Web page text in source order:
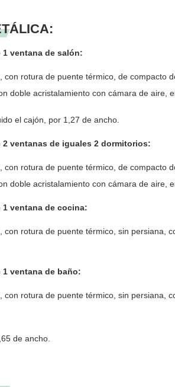
ventana de salón:
con rotura de puente térmico, de
doble acristalamiento con cámara de aire,
el cajón, por 1,27 de ancho.
ventanas de iguales 2 dormitorios:
con rotura de puente térmico, de
doble acristalamiento con cámara de
ventana de cocina:
con rotura de puente térmico, sin persiana,
ventana de baño:
con rotura de puente térmico, sin
de ancho.